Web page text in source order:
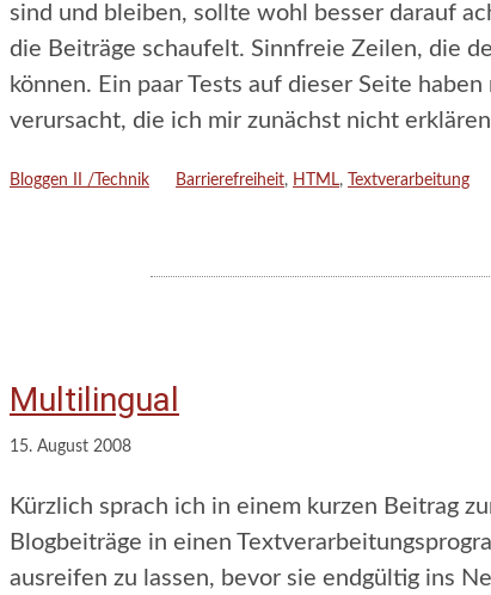
sind und bleiben, sollte wohl besser darauf
die Beiträge schaufelt. Sinnfreie Zeilen, die
können. Ein paar Tests auf dieser Seite
verursacht, die ich mir zunächst nicht
Kategorien
Bloggen II /Technik Schlagwörter
Barrierefreiheit, HTML, Textverarbeitung
Multilingual
15. August 2008
Kürzlich sprach ich in einem kurzen Beitrag
Blogbeiträge in einen
ausreifen zu lassen, bevor sie endgültig ins